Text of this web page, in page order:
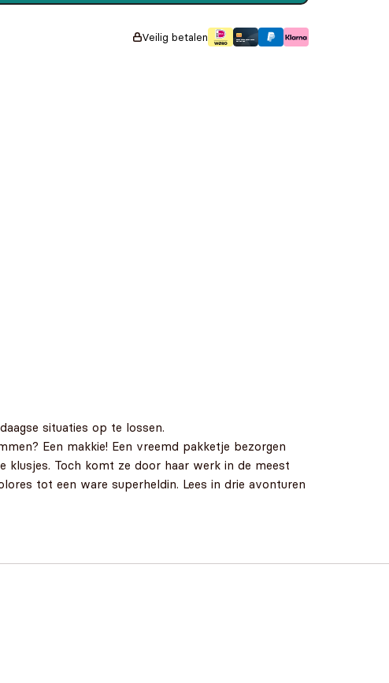
Veilig betalen
situaties op te lossen.
Een makkie! Een vreemd pakketje bezorgen
klusjes. Toch komt ze door haar werk in de meest
tot een ware superheldin. Lees in drie avonturen